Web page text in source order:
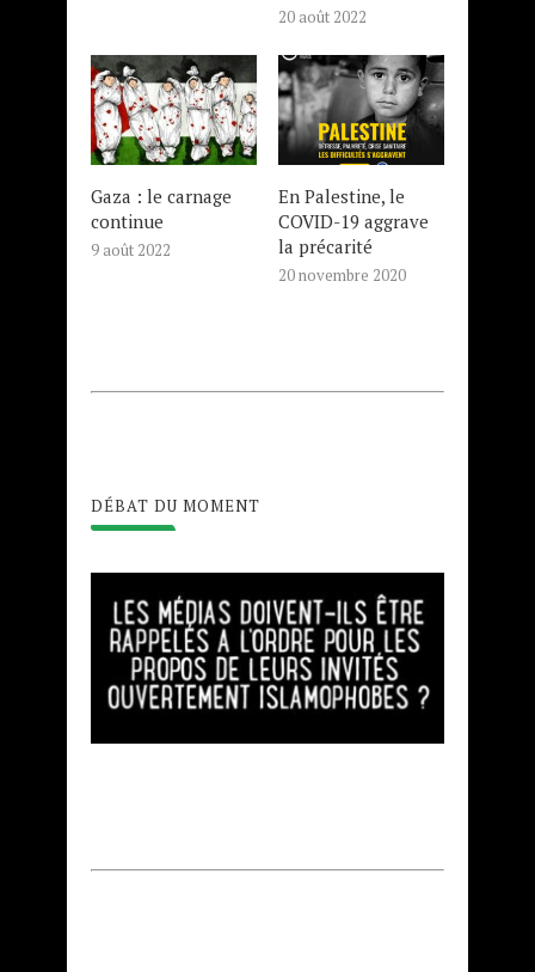
20 août 2022
Gaza : le carnage
continue
9 août 2022
En Palestine, le
COVID-19 aggrave
la précarité
20 novembre 2020
DÉBAT DU MOMENT